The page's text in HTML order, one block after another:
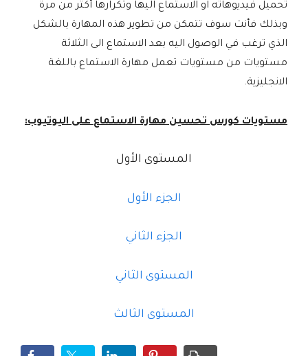
تحميل فيديوهاته او الاستماع اليها وتكرارها أكثر من مرة
وبذلك فأنت سوف تتمكن من تطوير هذه المهارة بالشكل
الذي ترغب في الوصول اليه بعد الاستماع الى الثلاثة
مستويات من مستويات تعمل مهارة الاستماع باللغة
الانجليزية.
مستويات كورس تحسين مهارة الاستماع على اليوتيوب:
المستوى الأول
الجزء الأول
الجزء الثاني
المستوى الثاني
المستوى الثالث